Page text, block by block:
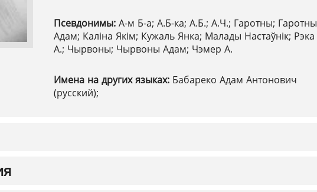
Псевдонимы: А-м Б-а; А.Б-ка; А.Б.; А.Ч.; Гаротны; Гаротны
Адам; Каліна Якім; Кужаль Янка; Малады Настаўнік; Рэка
А.; Чырвоны; Чырвоны Адам; Чэмер А.
Имена на других языках: Бабареко Адам Антонович
(русский);